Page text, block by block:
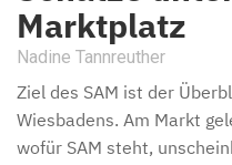
Marktplatz
Nadine Tannreuther
Ziel des SAM ist der
Wiesbadens. Am Markt
wofür SAM steht,